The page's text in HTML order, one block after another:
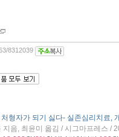
8312039
형자가 되기 싫다- 실존심리치료,
지음, 최윤미 옮김 / 시그마프레스 /